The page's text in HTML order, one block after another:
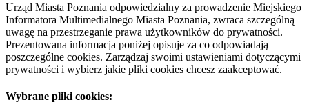
Urząd Miasta Poznania odpowiedzialny za prowadzenie Miejskiego
Informatora Multimedialnego Miasta Poznania, zwraca szczególną
uwagę na przestrzeganie prawa użytkowników do prywatności.
Prezentowana informacja poniżej opisuje za co odpowiadają
poszczególne cookies. Zarządzaj swoimi ustawieniami dotyczącymi
prywatności i wybierz jakie pliki cookies chcesz zaakceptować.
Wybrane pliki cookies: